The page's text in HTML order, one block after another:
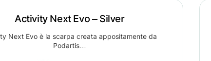
Activity Next Evo – Silver
Next Evo è la scarpa creata appositamente da
Podartis…